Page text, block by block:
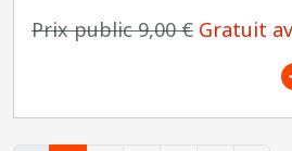
Prix public 9,00 € Gratuit